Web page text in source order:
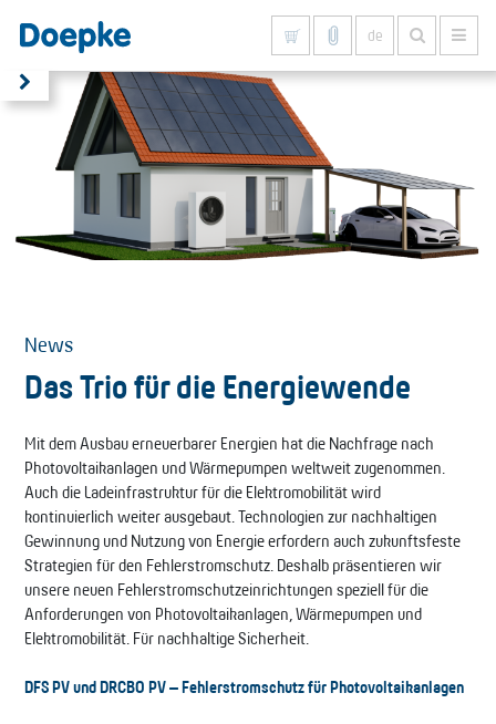
de
News
Das Trio für die Energiewende
Mit dem Ausbau erneuerbarer Energien hat die Nachfrage nach
Photovoltaikanlagen und Wärmepumpen weltweit zugenommen.
Auch die Ladeinfrastruktur für die Elektromobilität wird
kontinuierlich weiter ausgebaut. Technologien zur nachhaltigen
Gewinnung und Nutzung von Energie erfordern auch zukunftsfeste
Strategien für den Fehlerstromschutz. Deshalb präsentieren wir
unsere neuen Fehlerstromschutzeinrichtungen speziell für die
Anforderungen von Photovoltaikanlagen, Wärmepumpen und
Elektromobilität. Für nachhaltige Sicherheit.
DFS PV und DRCBO PV – Fehlerstromschutz für Photovoltaikanlagen